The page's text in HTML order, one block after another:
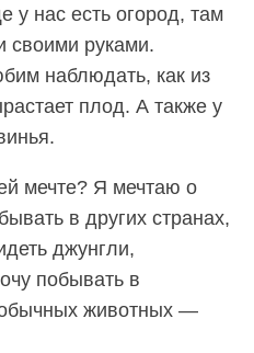
нас есть огород, там
руками.
наблюдать, как из
плод. А также у
мечте? Я мечтаю о
в других странах,
джунгли,
побывать в
животных —